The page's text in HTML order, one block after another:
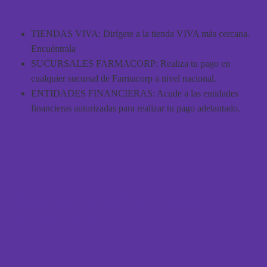
TIENDAS VIVA: Dirígete a la tienda VIVA más cercana.
Encuéntrala
SUCURSALES FARMACORP: Realiza tu pago en
cualquier sucursal de Farmacorp a nivel nacional.
ENTIDADES FINANCIERAS: Acude a las entidades
financieras autorizadas para realizar tu pago adelantado.